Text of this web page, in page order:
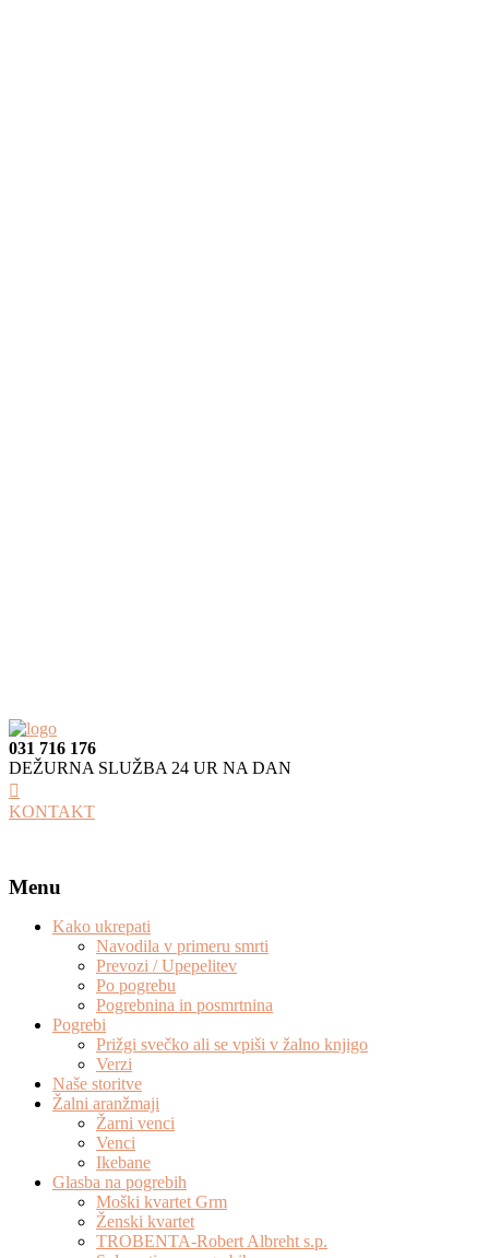
031 716 176
DEŽURNA SLUŽBA 24 UR NA DAN
KONTAKT
Menu
Kako ukrepati
Navodila v primeru smrti
Prevozi / Upepelitev
Po pogrebu
Pogrebnina in posmrtnina
Pogrebi
Prižgi svečko ali se vpiši v žalno knjigo
Verzi
Naše storitve
Žalni aranžmaji
Žarni venci
Venci
Ikebane
Glasba na pogrebih
Moški kvartet Grm
Ženski kvartet
TROBENTA-Robert Albreht s.p.